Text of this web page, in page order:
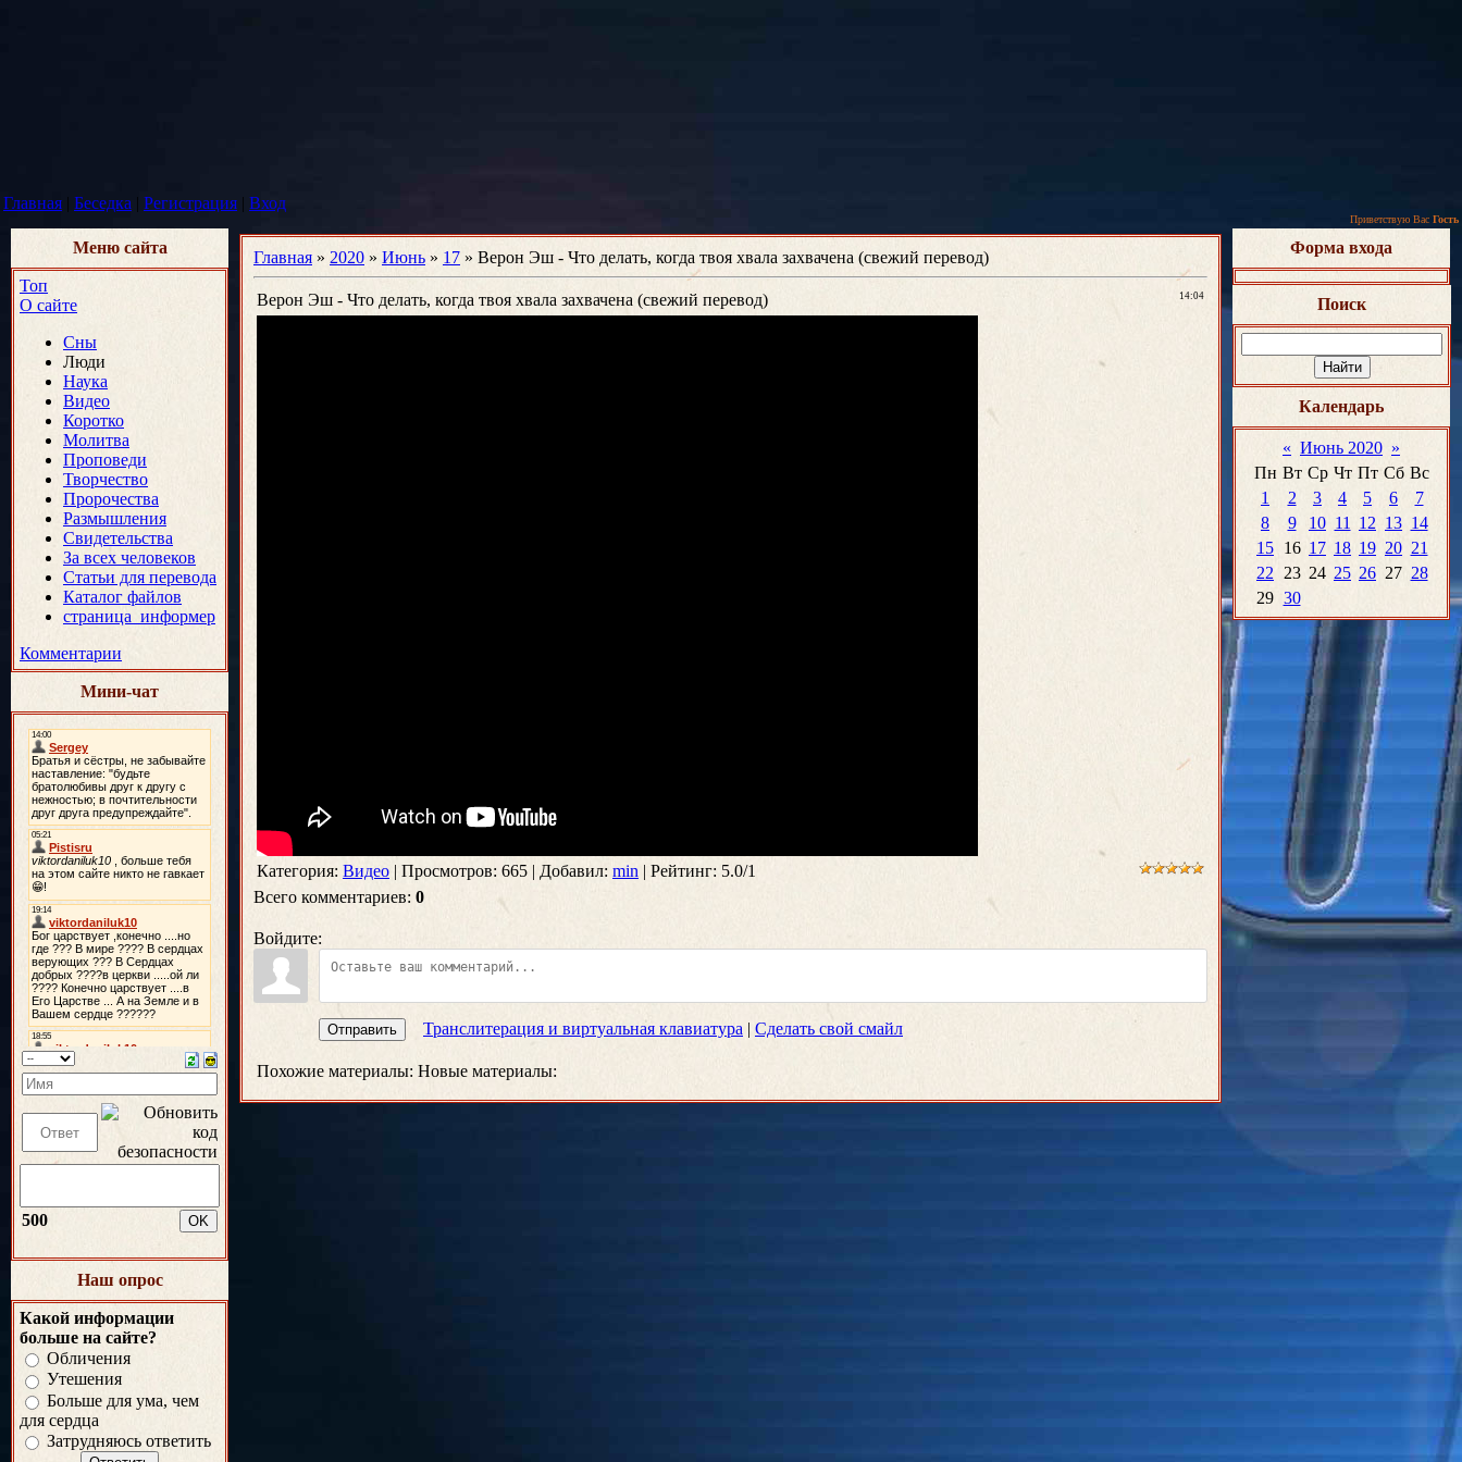
Главная | Беседка | Регистрация | Вход
Приветствую Вас Гость
Меню сайта
Топ
О сайте
Сны
Люди
Наука
Видео
Коротко
Молитва
Проповеди
Творчество
Пророчества
Размышления
Свидетельства
За всех человеков
Статьи для перевода
Каталог файлов
страница_информер
Комментарии
Мини-чат
500
Наш опрос
Какой информации
больше на сайте?
Обличения
Утешения
Больше для ума, чем
для сердца
Затрудняюсь ответить
Главная » 2020 » Июнь » 17 » Верон Эш - Что делать, когда твоя хвала захвачена (свежий перевод)
14:04
Верон Эш - Что делать, когда твоя хвала захвачена (свежий перевод)
Категория: Видео | Просмотров: 665 | Добавил: min | Рейтинг: 5.0/1
Всего комментариев: 0
Войдите:
Отправить Транслитерация и виртуальная клавиатура | Сделать свой смайл
Похожие материалы: Новые материалы:
Форма входа
Поиск
Календарь
« Июнь 2020 »
Пн Вт Ср Чт Пт Сб Вс
1
2 3 4 5 6
7
8
9 10 11 12 13 14
15 16 17 18 19 20 21
22 23 24 25 26 27 28
29 30